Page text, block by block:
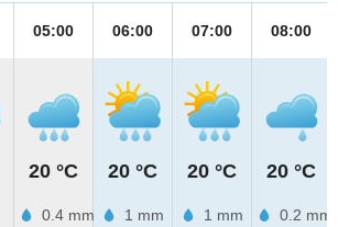
05:00
20 °C
0.4 mm
06:00
20 °C
1 mm
07:00
20 °C
1 mm
08:00
20 °C
0.2 mm